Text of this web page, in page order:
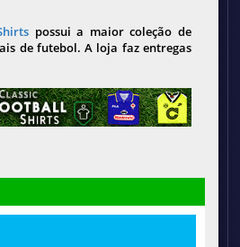
possui a maior coleção de
de futebol. A loja faz entregas